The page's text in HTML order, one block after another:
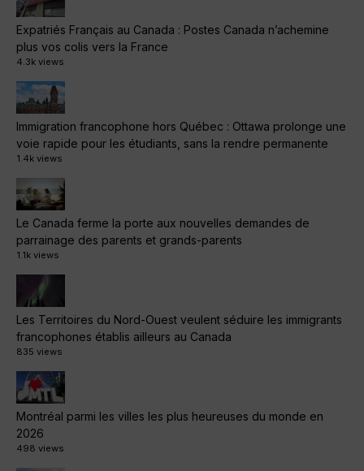
Expatriés Français au Canada : Postes Canada n’achemine
plus vos colis vers la France
4.3k views
Immigration francophone hors Québec : Ottawa prolonge une
voie rapide pour les étudiants, sans la rendre permanente
1.4k views
Le Canada ferme la porte aux nouvelles demandes de
parrainage des parents et grands-parents
1.1k views
Les Territoires du Nord-Ouest veulent séduire les immigrants
francophones établis ailleurs au Canada
835 views
Montréal parmi les villes les plus heureuses du monde en
2026
498 views